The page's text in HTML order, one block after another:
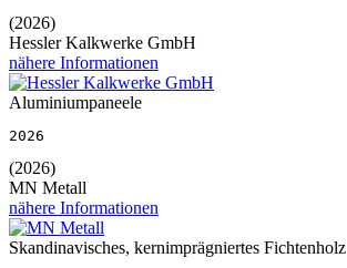
(2026)
Hessler Kalkwerke GmbH
nähere Informationen
Aluminiumpaneele
2026
(2026)
MN Metall
nähere Informationen
Skandinavisches, kernimprägniertes Fichtenholz